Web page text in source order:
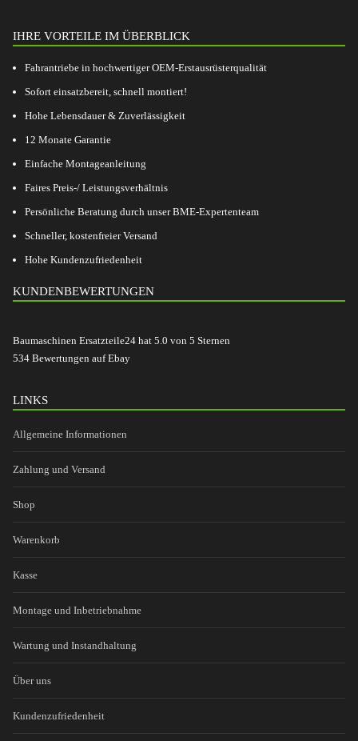
IHRE VORTEILE IM ÜBERBLICK
Fahrantriebe in hochwertiger OEM-Erstausrüsterqualität
Sofort einsatzbereit, schnell montiert!
Hohe Lebensdauer & Zuverlässigkeit
12 Monate Garantie
Einfache Montageanleitung
Faires Preis-/ Leistungsverhältnis
Persönliche Beratung durch unser BME-Expertenteam
Schneller, kostenfreier Versand
Hohe Kundenzufriedenheit
KUNDENBEWERTUNGEN
Baumaschinen Ersatzteile24 hat 5.0 von 5 Sternen
534 Bewertungen auf Ebay
LINKS
Allgemeine Informationen
Zahlung und Versand
Shop
Warenkorb
Kasse
Montage und Inbetriebnahme
Wartung und Instandhaltung
Über uns
Kundenzufriedenheit